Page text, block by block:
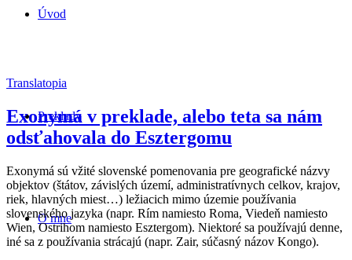
Úvod
Preklady
O mne
Translatopia
Exonymá v preklade, alebo teta sa nám
odsťahovala do Esztergomu
Exonymá sú vžité slovenské pomenovania pre geografické názvy
objektov (štátov, závislých území, administratívnych celkov, krajov,
riek, hlavných miest…) ležiacich mimo územie používania
slovenského jazyka (napr. Rím namiesto Roma, Viedeň namiesto
Wien, Ostrihom namiesto Esztergom). Niektoré sa používajú denne,
iné sa z používania strácajú (napr. Zair, súčasný názov Kongo).